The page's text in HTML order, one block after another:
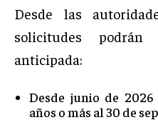
Desde las
solicitudes
anticipada:
Desde junio de
años o más al 30 de